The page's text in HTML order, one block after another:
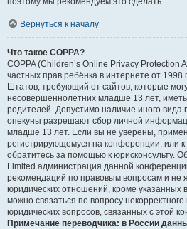
Вернуться к началу
Что такое COPPA?
COPPA (Children’s Online Privacy Protection
частных прав ребёнка в интернете от
Штатов, требующий от сайтов, которые
несовершеннолетних младше 13 лет,
родителей. Допустимо наличие иного вида
опекуны разрешают сбор личной
младше 13 лет. Если вы не уверены,
регистрирующемуся на конференции, или
обратитесь за помощью к юрисконсульту.
Limited администрация данной
рекомендаций по правовым вопросам и не
юридических отношений, кроме указанных
можно связаться по вопросу
юридических вопросов, связанных с этой
Примечание переводчика: в России